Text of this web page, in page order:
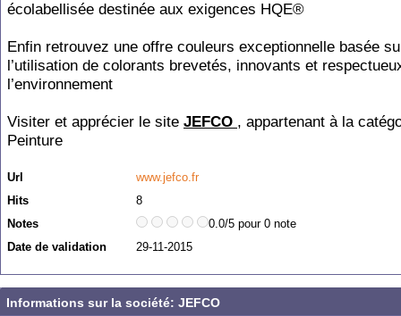
écolabellisée destinée aux exigences HQE®
Enfin retrouvez une offre couleurs exceptionnelle basée
l’utilisation de colorants brevetés, innovants et
l’environnement
Visiter et apprécier le site JEFCO , appartenant à la
Peinture
Url
www.jefco.fr
Hits
8
Notes
0.0/5 pour 0 note
Date de validation
29-11-2015
Informations sur la société: JEFCO